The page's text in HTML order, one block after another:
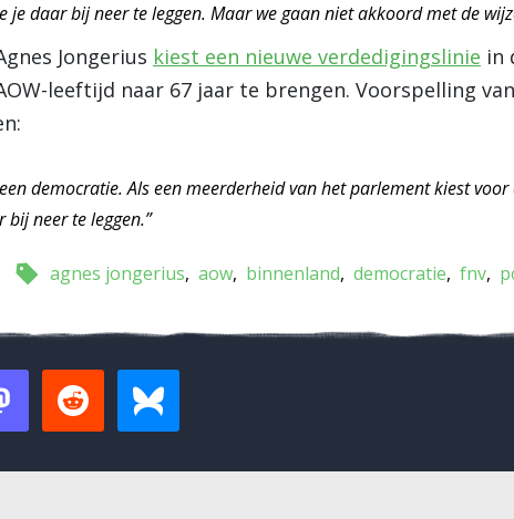
je daar bij neer te leggen. Maar we gaan niet akkoord met de
Jongerius kiest een nieuwe verdedigingslinie in
leeftijd naar 67 jaar te brengen. Voorspelling
democratie. Als een meerderheid van het parlement kiest
bij neer te leggen.”
agnes jongerius aow binnenland democratie fnv